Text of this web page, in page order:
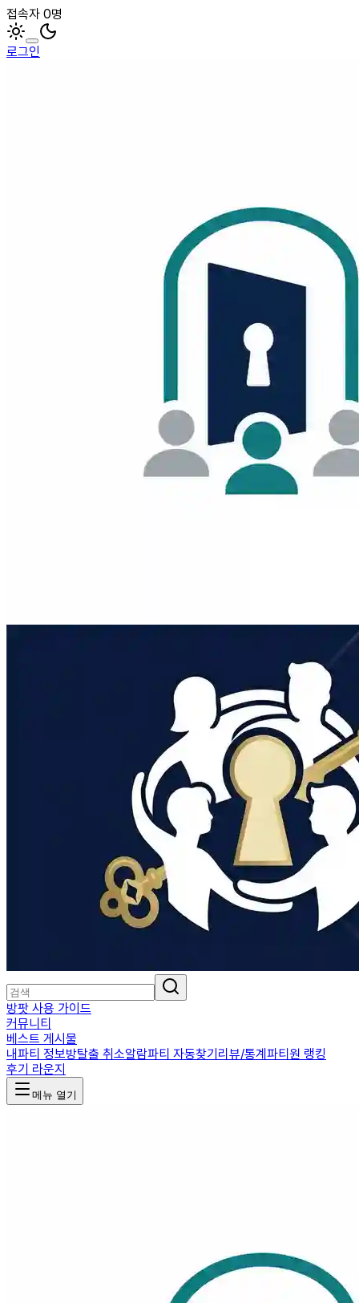
접속자 0명
로그인
방팟 사용 가이드
커뮤니티
베스트 게시물
내파티 정보방탈출 취소알람파티 자동찾기리뷰/통계파티원 랭킹
후기 라운지
메뉴 열기